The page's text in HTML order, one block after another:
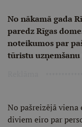
No nākamā gada
paredz Rīgas
noteikumos par
tūristu uzņemšanu
No pašreizējā
diviem eiro par